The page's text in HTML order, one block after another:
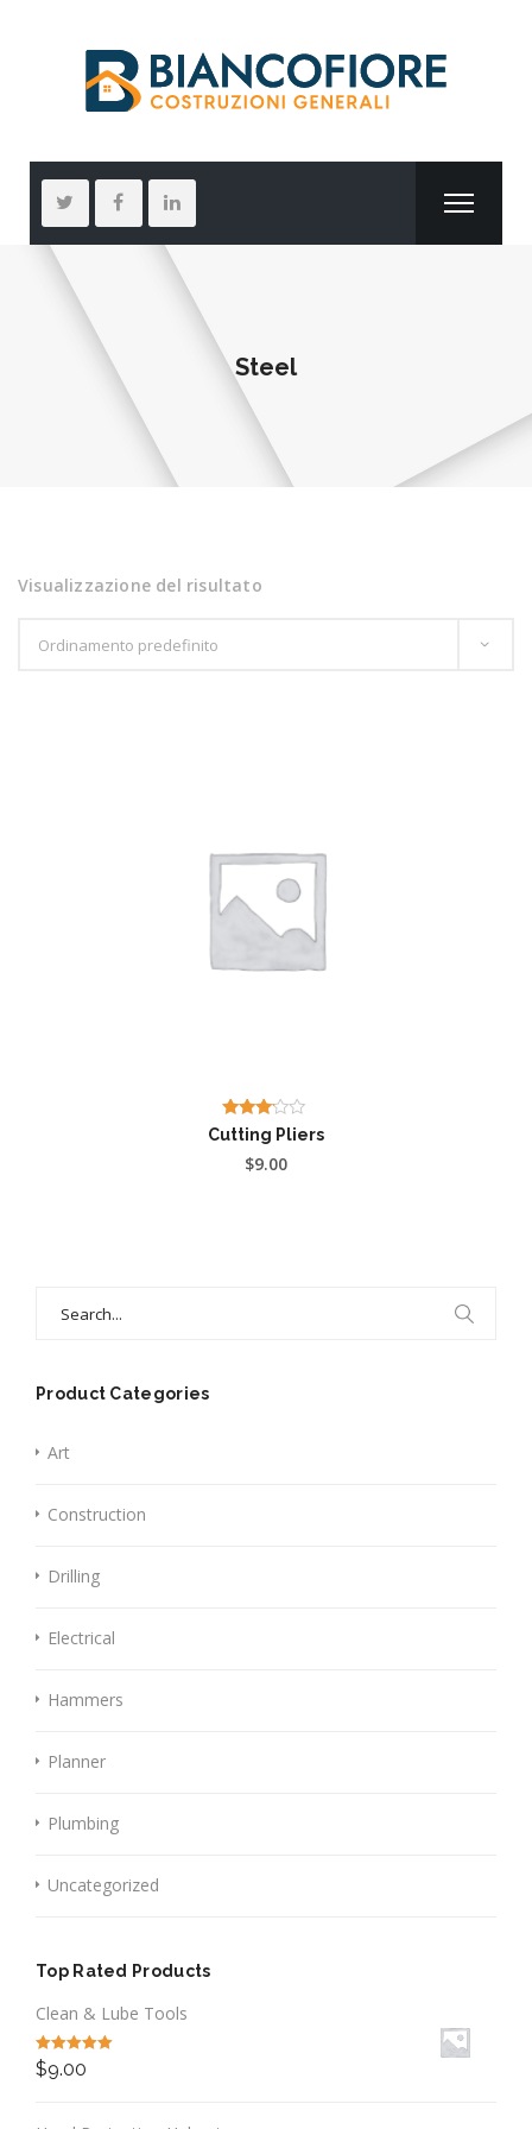
Steel
Visualizzazione del risultato
Valutato
3.00
su 5
Cutting Pliers
$9.00
Product Categories
Art
Construction
Drilling
Electrical
Hammers
Planner
Plumbing
Uncategorized
Top Rated Products
Clean & Lube Tools
Valutato
su 5
$9.00